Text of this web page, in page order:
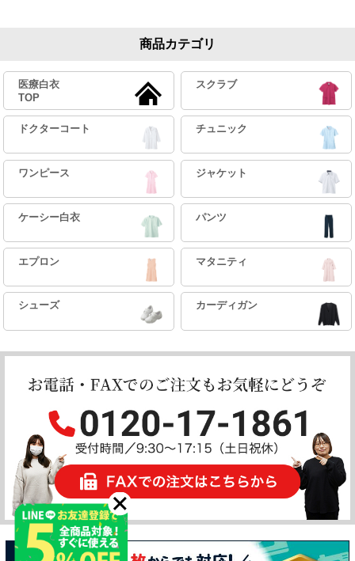
商品カテゴリ
医療白衣
TOP
スクラブ
ドクターコート チュニック
ワンピース ジャケット
ケーシー白衣 パンツ
エプロン マタニティ
シューズ カーディガン